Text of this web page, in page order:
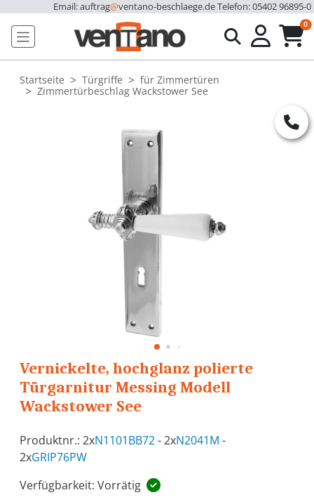
Email: auftrag@ventano-beschlaege.deTelefon: 05402 96895-0
0
Startseite Türgriffe
für Zimmertüren
Zimmertürbeschlag Wackstower See
Vernickelte, hochglanz polierte
Türgarnitur Messing Modell
Wackstower See
Produktnr.: 2xN1101BB72- 2xN2041M -
2xGRIP76PW
Verfügbarkeit: Vorrätig